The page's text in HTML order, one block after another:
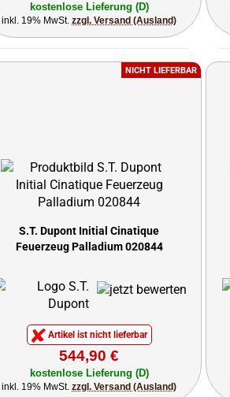
kostenlose Lieferung (D)
inkl. 19% MwSt.zzgl. Versand (Ausland)
NICHT LIEFERBAR
S.T. Dupont Initial Cinatique
Feuerzeug Palladium 020844
Artikel ist nicht lieferbar
544,90 €
kostenlose Lieferung (D)
inkl. 19% MwSt.zzgl. Versand (Ausland)